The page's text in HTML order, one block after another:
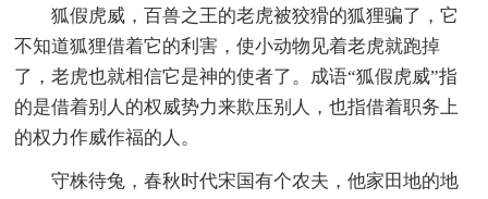
狐假虎威，百兽之王的老虎被狡猾的狐狸骗了，它
不知道狐狸借着它的利害，使小动物见着老虎就跑掉
了，老虎也就相信它是神的使者了。成语“狐假虎威”指
的是借着别人的权威势力来欺压别人，也指借着职务上
的权力作威作福的人。
守株待兔，春秋时代宋国有个农夫，他家田地的地